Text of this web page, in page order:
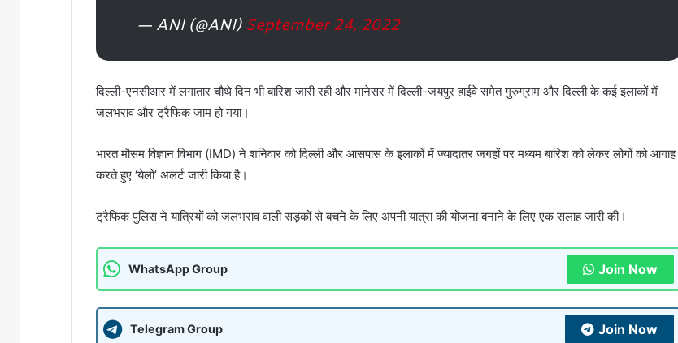
— ANI (@ANI) September 24, 2022
दिल्ली-एनसीआर में लगातार चौथे दिन भी बारिश जारी रही और मानेसर में दिल्ली-जयपुर हाईवे समेत गुरुग्राम और दिल्ली के कई इलाकों में
जलभराव और ट्रैफिक जाम हो गया।
भारत मौसम विज्ञान विभाग (IMD) ने शनिवार को दिल्ली और आसपास के इलाकों में ज्यादातर जगहों पर मध्यम बारिश को लेकर लोगों को आगाह
करते हुए ‘येलो’ अलर्ट जारी किया है।
ट्रैफिक पुलिस ने यात्रियों को जलभराव वाली सड़कों से बचने के लिए अपनी यात्रा की योजना बनाने के लिए एक सलाह जारी की।
WhatsApp Group Join Now
Telegram Group Join Now